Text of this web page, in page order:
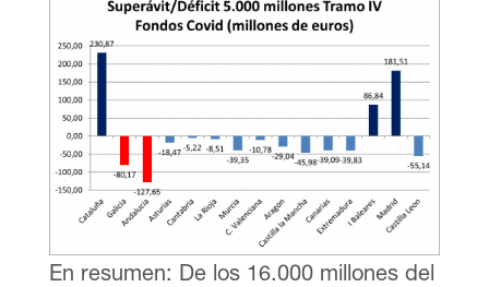
En resumen: De los 16.000 millones del